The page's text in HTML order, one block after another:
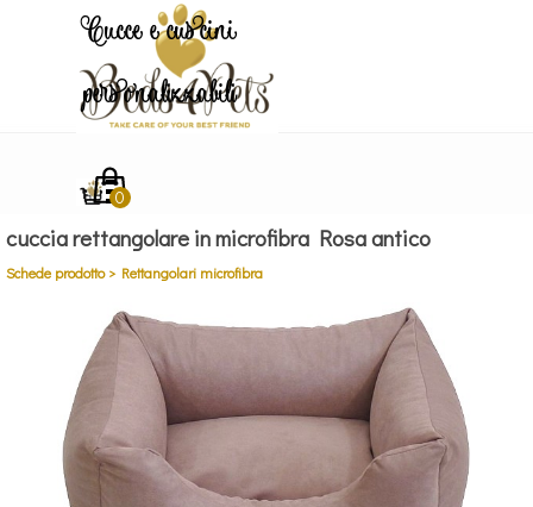
Salta menù
Cucce e cuscini
personalizzabili
cuccia rettangolare in microfibra Rosa antico
Schede prodotto > Rettangolari microfibra